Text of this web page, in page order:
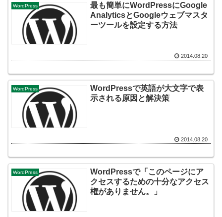
WordPress
最も簡単にWordPressにGoogle
AnalyticsとGoogleウェブマスタ
ーツールを設定する方法
2014.08.20
WordPress
WordPressで英語が大文字で表
示される原因と解決策
2014.08.20
WordPress
WordPressで「このページにア
クセスするための十分なアクセス
権がありません。」